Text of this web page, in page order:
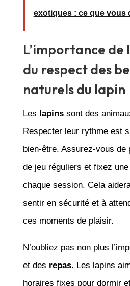
exotiques : ce que vous
L’importance
du respect des
naturels du lapin
Les lapinssont des
Respecter leur rythme est
bien-être. Assurez-vous de
de jeu réguliers et fixez
chaque session. Cela
sentir en sécurité et à
ces moments de plaisir.
N’oubliez pas non plus
et des repas. Les lapins
horaires fixes pour dormir